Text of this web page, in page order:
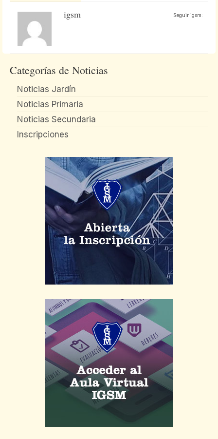
Seguir igsm:
igsm
Categorías de Noticias
Noticias Jardín
Noticias Primaria
Noticias Secundaria
Inscripciones